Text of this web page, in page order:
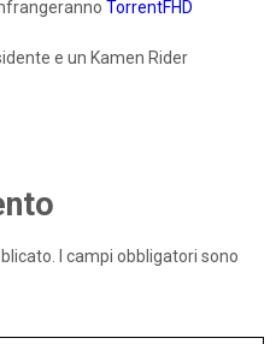
TorrentFHD
e un Kamen Rider
I campi obbligatori sono